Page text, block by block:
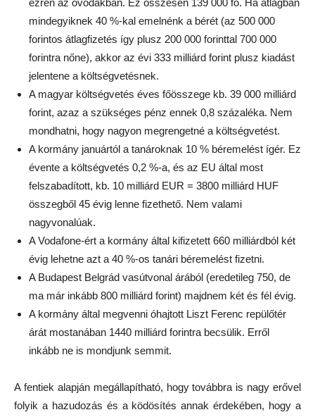
ezren az óvodákban. Ez összesen 139 000 fő. Ha átlagban
mindegyiknek 40 %-kal emelnénk a bérét (az 500 000
forintos átlagfizetés így plusz 200 000 forinttal 700 000
forintra nőne), akkor az évi 333 milliárd forint plusz kiadást
jelentene a költségvetésnek.
A magyar költségvetés éves főösszege kb. 39 000 milliárd
forint, azaz a szükséges pénz ennek 0,8 százaléka. Nem
mondhatni, hogy nagyon megrengetné a költségvetést.
A kormány januártól a tanároknak 10 % béremelést ígér. Ez
évente a költségvetés 0,2 %-a, és az EU által most
felszabadított, kb. 10 milliárd EUR = 3800 milliárd HUF
összegből 45 évig lenne fizethető. Nem valami
nagyvonalúak.
A Vodafone-ért a kormány által kifizetett 660 milliárdból két
évig lehetne azt a 40 %-os tanári béremelést fizetni.
A Budapest Belgrád vasútvonal árából (eredetileg 750, de
ma már inkább 800 milliárd forint) majdnem két és fél évig.
A kormány által megvenni óhajtott Liszt Ferenc repülőtér
árát mostanában 1440 milliárd forintra becsülik. Erről
inkább ne is mondjunk semmit.
A fentiek alapján megállapítható, hogy továbbra is nagy erővel
folyik a hazudozás és a ködösítés annak érdekében, hogy a